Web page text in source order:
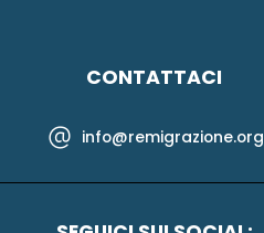
CONTATTACI
info@remigrazione.org